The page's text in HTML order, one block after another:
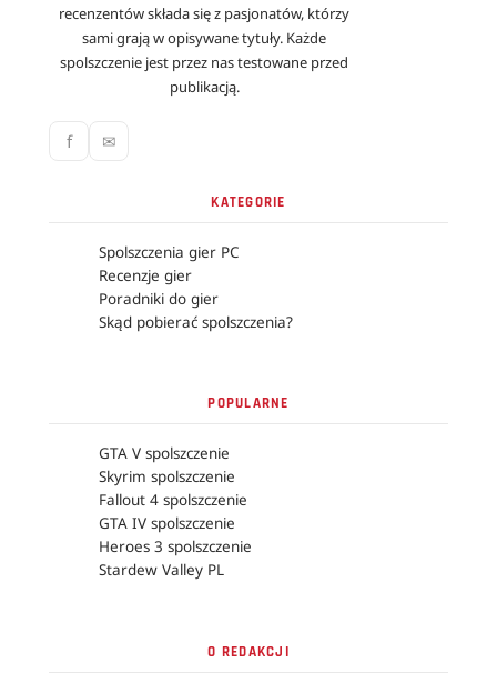
recenzentów składa się z pasjonatów, którzy
sami grają w opisywane tytuły. Każde
spolszczenie jest przez nas testowane przed
publikacją.
f ✉
KATEGORIE
Spolszczenia gier PC
Recenzje gier
Poradniki do gier
Skąd pobierać spolszczenia?
POPULARNE
GTA V spolszczenie
Skyrim spolszczenie
Fallout 4 spolszczenie
GTA IV spolszczenie
Heroes 3 spolszczenie
Stardew Valley PL
O REDAKCJI